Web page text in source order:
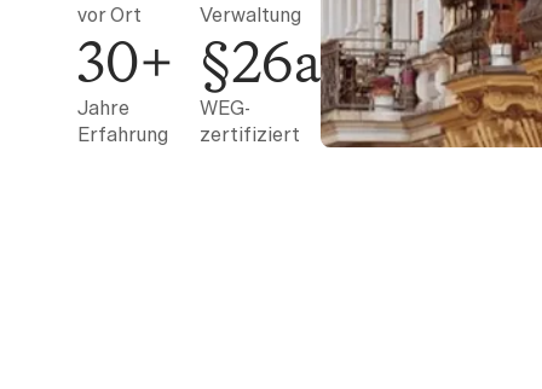
vor Ort
Verwaltung
30+
Jahre
Erfahrung
§26a
WEG-
zertifiziert